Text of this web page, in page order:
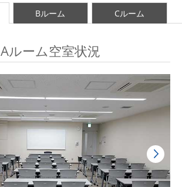
Bルーム Cルーム
Aルーム空室状況